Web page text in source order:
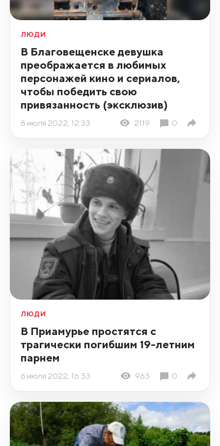
ЛЮДИ
В Благовещенске девушка
преображается в любимых
персонажей кино и сериалов,
чтобы победить свою
привязанность (эксклюзив)
8 июля 2022, 12:33 2119 0
ЛЮДИ
В Приамурье простятся с
трагически погибшим 19-летним
парнем
6 июля 2022, 16:33 963 0